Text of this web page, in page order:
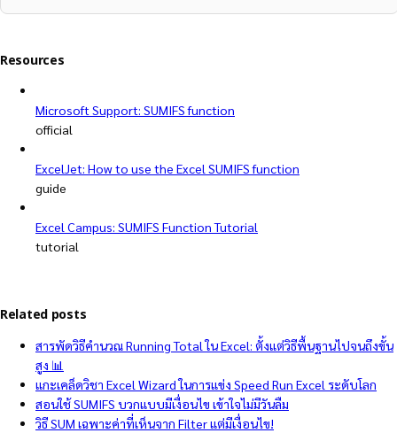
Resources
Microsoft Support: SUMIFS function
official
ExcelJet: How to use the Excel SUMIFS function
guide
Excel Campus: SUMIFS Function Tutorial
tutorial
Related posts
สารพัดวิธีคำนวณ Running Total ใน Excel: ตั้งแต่วิธีพื้นฐานไปจนถึงขั้น
สูง 📊
แกะเคล็ดวิชา Excel Wizard ในการแข่ง Speed Run Excel ระดับโลก
สอนใช้ SUMIFS บวกแบบมีเงื่อนไข เข้าใจไม่มีวันลืม
วิธี SUM เฉพาะค่าที่เห็นจาก Filter แต่มีเงื่อนไข!